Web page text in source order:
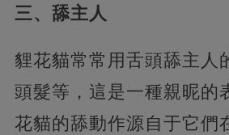
三、舔主人
貍花貓常常用舌頭舔主人
頭髮等，這是一種親昵的
花貓的舔動作源自于它們